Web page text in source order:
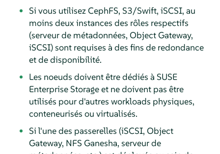
Si vous utilisez CephFS, S3/Swift, iSCSI, au
moins deux instances des rôles respectifs
(serveur de métadonnées, Object Gateway,
iSCSI) sont requises à des fins de redondance
et de disponibilité.
Les noeuds doivent être dédiés à SUSE
Enterprise Storage et ne doivent pas être
utilisés pour d'autres workloads physiques,
conteneurisés ou virtualisés.
Si l'une des passerelles (iSCSI, Object
Gateway, NFS Ganesha, serveur de